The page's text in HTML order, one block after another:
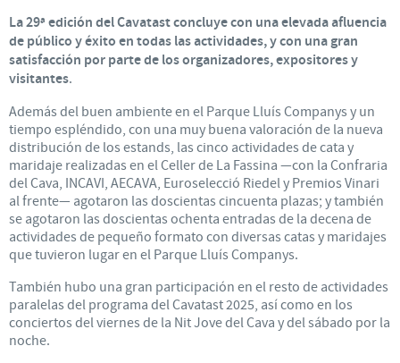
La 29ª edición del Cavatast concluye con una elevada afluencia
de público y éxito en todas las actividades, y con una gran
satisfacción por parte de los organizadores, expositores y
visitantes.
Además del buen ambiente en el Parque Lluís Companys y un
tiempo espléndido, con una muy buena valoración de la nueva
distribución de los estands, las cinco actividades de cata y
maridaje realizadas en el Celler de La Fassina —con la Confraria
del Cava, INCAVI, AECAVA, Euroselecció Riedel y Premios Vinari
al frente— agotaron las doscientas cincuenta plazas; y también
se agotaron las doscientas ochenta entradas de la decena de
actividades de pequeño formato con diversas catas y maridajes
que tuvieron lugar en el Parque Lluís Companys.
También hubo una gran participación en el resto de actividades
paralelas del programa del Cavatast 2025, así como en los
conciertos del viernes de la Nit Jove del Cava y del sábado por la
noche.